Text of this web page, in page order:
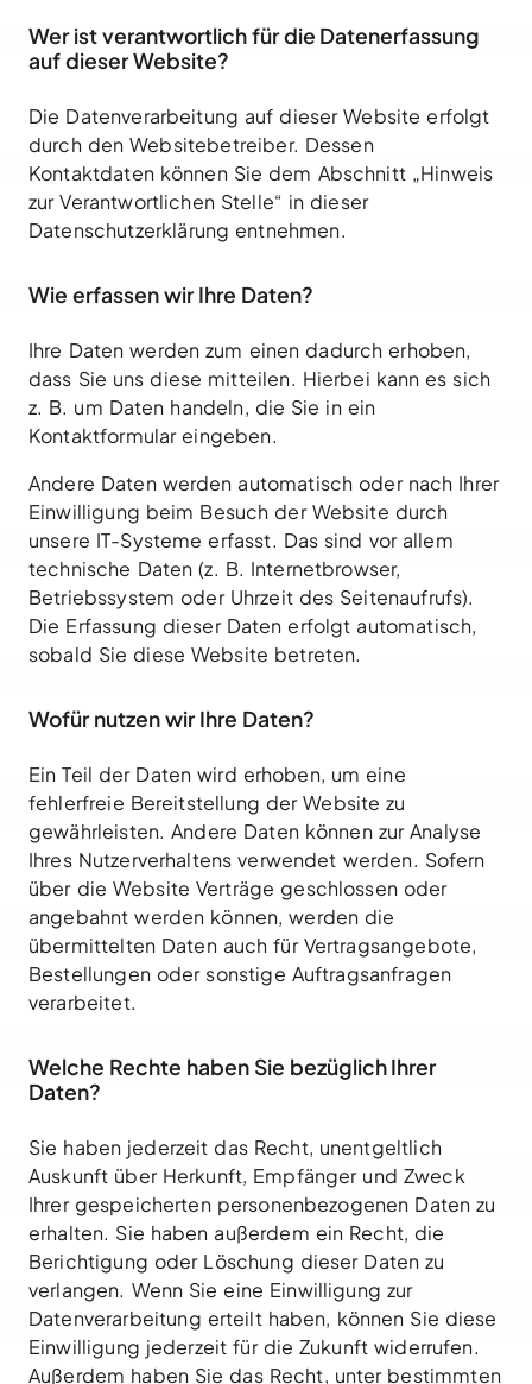
Wer ist verantwortlich für die Datenerfassung
auf dieser Website?
Die Datenverarbeitung auf dieser Website erfolgt
durch den Websitebetreiber. Dessen
Kontaktdaten können Sie dem Abschnitt „Hinweis
zur Verantwortlichen Stelle“ in dieser
Datenschutzerklärung entnehmen.
Wie erfassen wir Ihre Daten?
Ihre Daten werden zum einen dadurch erhoben,
dass Sie uns diese mitteilen. Hierbei kann es sich
z. B. um Daten handeln, die Sie in ein
Kontaktformular eingeben.
Andere Daten werden automatisch oder nach Ihrer
Einwilligung beim Besuch der Website durch
unsere IT-Systeme erfasst. Das sind vor allem
technische Daten (z. B. Internetbrowser,
Betriebssystem oder Uhrzeit des Seitenaufrufs).
Die Erfassung dieser Daten erfolgt automatisch,
sobald Sie diese Website betreten.
Wofür nutzen wir Ihre Daten?
Ein Teil der Daten wird erhoben, um eine
fehlerfreie Bereitstellung der Website zu
gewährleisten. Andere Daten können zur Analyse
Ihres Nutzerverhaltens verwendet werden. Sofern
über die Website Verträge geschlossen oder
angebahnt werden können, werden die
übermittelten Daten auch für Vertragsangebote,
Bestellungen oder sonstige Auftragsanfragen
verarbeitet.
Welche Rechte haben Sie bezüglich Ihrer
Daten?
Sie haben jederzeit das Recht, unentgeltlich
Auskunft über Herkunft, Empfänger und Zweck
Ihrer gespeicherten personenbezogenen Daten zu
erhalten. Sie haben außerdem ein Recht, die
Berichtigung oder Löschung dieser Daten zu
verlangen. Wenn Sie eine Einwilligung zur
Datenverarbeitung erteilt haben, können Sie diese
Einwilligung jederzeit für die Zukunft widerrufen.
Außerdem haben Sie das Recht, unter bestimmten